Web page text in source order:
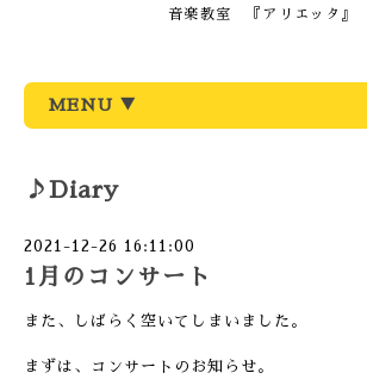
音楽教室 『アリエッタ』
MENU ▼
♪Diary
2021-12-26 16:11:00
1月のコンサート
また、しばらく空いてしまいました。
まずは、コンサートのお知らせ。